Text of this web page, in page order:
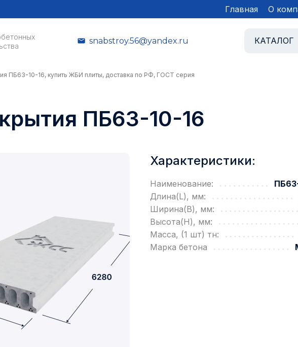
Главная О
snabstroy.56@yandex.ru КАТАЛОГ
ПБ63-10-16, купить ЖБИ плиты, доставка по РФ, ГОСТ серия
ПБ63-10-16
Характеристики:
Наименование:
Длина(L), мм:
Ширина(B), мм:
Высота(H), мм:
Масса, (1 шт) тн:
Марка бетона